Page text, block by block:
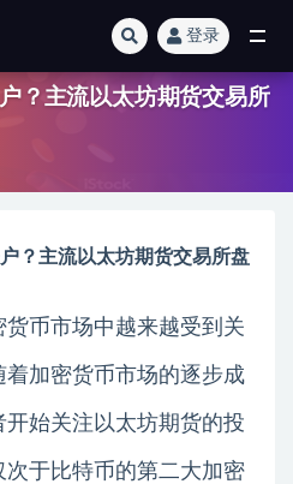
登录
？主流以太坊期货交易所
？主流以太坊期货交易所盘
货币市场中越来越受到关
加密货币市场的逐步成
始关注以太坊期货的投
于比特币的第二大加密